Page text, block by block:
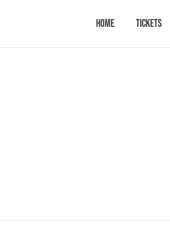
Home Tickets